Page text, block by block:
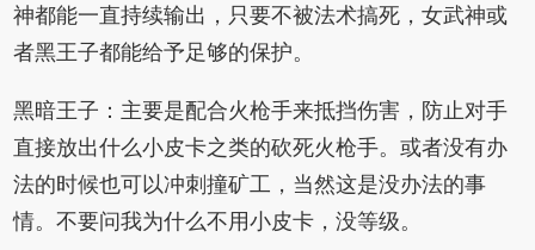
神都能一直持续输出，只要不被法术搞死，女武神或
者黑王子都能给予足够的保护。
黑暗王子：主要是配合火枪手来抵挡伤害，防止对手
直接放出什么小皮卡之类的砍死火枪手。或者没有办
法的时候也可以冲刺撞矿工，当然这是没办法的事
情。不要问我为什么不用小皮卡，没等级。